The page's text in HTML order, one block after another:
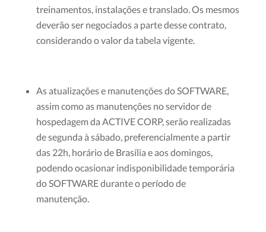
treinamentos, instalações e translado. Os mesmos
deverão ser negociados a parte desse contrato,
considerando o valor da tabela vigente.
As atualizações e manutenções do SOFTWARE,
assim como as manutenções no servidor de
hospedagem da ACTIVE CORP, serão realizadas
de segunda à sábado, preferencialmente a partir
das 22h, horário de Brasília e aos domingos,
podendo ocasionar indisponibilidade temporária
do SOFTWARE durante o período de
manutenção.